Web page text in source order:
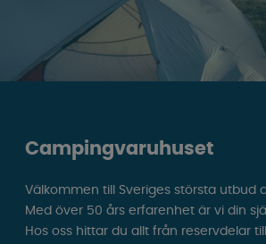
Campingvaruhuset
Välkommen till Sveriges största
Med över 50 års erfarenhet är vi din
Hos oss hittar du allt från reservdelar